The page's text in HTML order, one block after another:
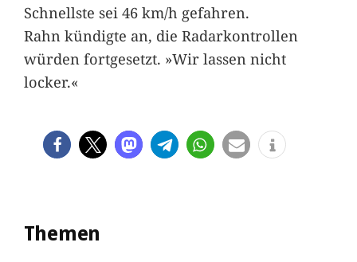
Schnellste sei 46 km/h gefahren.
Rahn kündigte an, die Radarkontrollen
würden fortgesetzt. »Wir lassen nicht
locker.«
Themen